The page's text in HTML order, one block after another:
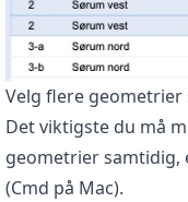
Velg flere geometrier
Det viktigste du må
geometrier samtidig,
(Cmd på Mac).